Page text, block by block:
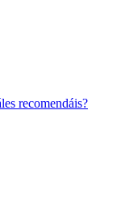
recomendáis?